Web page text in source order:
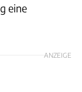
eine
ANZEIGE